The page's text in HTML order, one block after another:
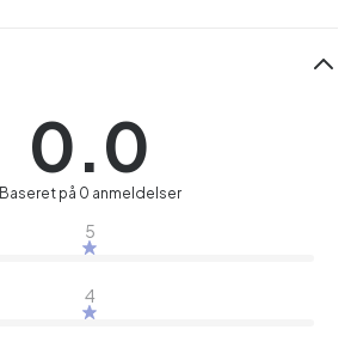
0.0
Baseret på 0 anmeldelser
5
4